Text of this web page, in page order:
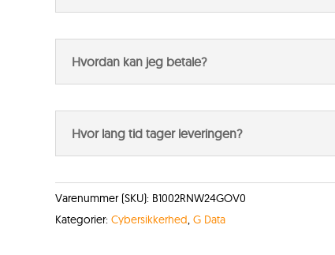
Hvordan kan jeg betale?
Hvor lang tid tager leveringen?
Varenummer (SKU): B1002RNW24GOV0
Kategorier: Cybersikkerhed, G Data